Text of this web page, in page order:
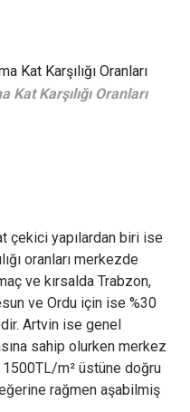
Karşılığı Oranları
çekici yapılardan biri ise
oranları merkezde
ve kırsalda Trabzon,
ve Ordu için ise %30
Artvin ise genel
sahip olurken merkez
1500TL/m² üstüne doğru
rağmen aşabilmiş